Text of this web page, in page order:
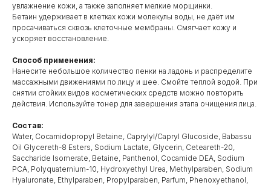
увлажнение кожи, а также заполняет мелкие морщинки.
Бетаин удерживает в клетках кожи молекулы воды, не даёт им
просачиваться сквозь клеточные мембраны. Смягчает кожу и
ускоряет восстановление.
Способ применения:
Нанесите небольшое количество пенки на ладонь и распределите
массажными движениями по лицу и шее. Смойте теплой водой. При
снятии стойких видов косметических средств можно повторить
действия. Используйте тонер для завершения этапа очищения лица.
Состав:
Water, Cocamidopropyl Betaine, Caprylyl/Capryl Glucoside, Babassu
Oil Glycereth-8 Esters, Sodium Lactate, Glycerin, Ceteareth-20,
Saccharide Isomerate, Betaine, Panthenol, Cocamide DEA, Sodium
PCA, Polyquaternium-10, Hydroxyethyl Urea, Methylparaben, Sodium
Hyaluronate, Ethylparaben, Propylparaben, Parfum, Phenoxyethanol,